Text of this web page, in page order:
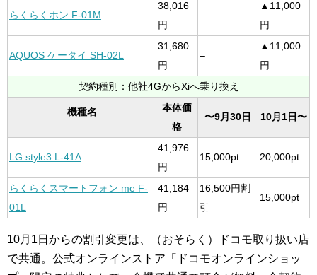
らくらくホン F-01M
38,016
円
–
▲11,000
円
AQUOS ケータイ SH-02L
31,680
円
–
▲11,000
円
契約種別：他社4GからXiへ乗り換え
機種名
本体価
格
〜9月30日 10月1日〜
LG style3 L-41A
41,976
円
15,000pt 20,000pt
らくらくスマートフォン me F-
01L
41,184
円
16,500円割
引
15,000pt
10月1日からの割引変更は、（おそらく）ドコモ取り扱い店
で共通。公式オンラインストア「ドコモオンラインショッ